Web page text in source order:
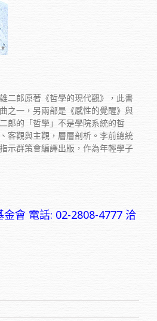
二郎原著《哲學的現代觀》，此書
之一，另兩部是《感性的覺醒》與
郎的「哲學」不是學院系統的哲
客觀與主觀，層層剖析。李前總統
示群策會編譯出版，作為年輕學子
金會 電話: 02-2808-4777 洽